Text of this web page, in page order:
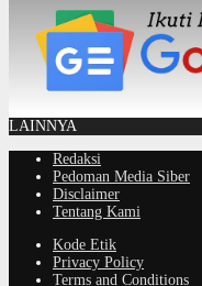
LAINNYA
Redaksi
Pedoman Media Siber
Disclaimer
Tentang Kami
Kode Etik
Privacy Policy
Terms and Conditions